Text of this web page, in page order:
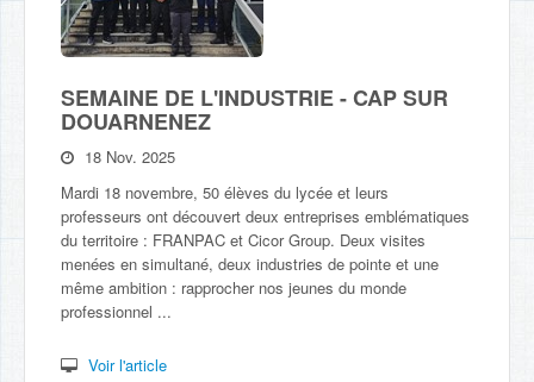
SEMAINE DE L'INDUSTRIE - CAP SUR
DOUARNENEZ
18 Nov. 2025
Mardi 18 novembre, 50 élèves du lycée et leurs
professeurs ont découvert deux entreprises emblématiques
du territoire : FRANPAC et Cicor Group. Deux visites
menées en simultané, deux industries de pointe et une
même ambition : rapprocher nos jeunes du monde
professionnel ...
Voir l'article